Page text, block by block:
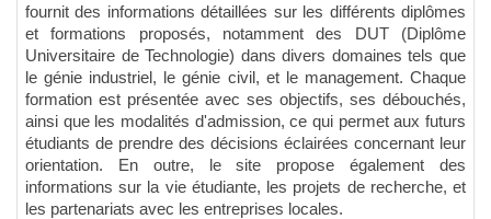
fournit des informations détaillées sur les différents diplômes
et formations proposés, notamment des DUT (Diplôme
Universitaire de Technologie) dans divers domaines tels que
le génie industriel, le génie civil, et le management. Chaque
formation est présentée avec ses objectifs, ses débouchés,
ainsi que les modalités d'admission, ce qui permet aux futurs
étudiants de prendre des décisions éclairées concernant leur
orientation. En outre, le site propose également des
informations sur la vie étudiante, les projets de recherche, et
les partenariats avec les entreprises locales.